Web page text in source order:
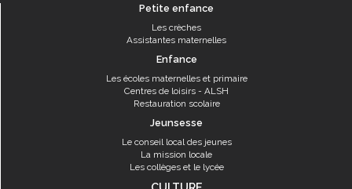
Petite enfance
Les crèches
Assistantes maternelles
Enfance
Les écoles maternelles et primaire
Centres de loisirs - ALSH
Restauration scolaire
Jeunsesse
Le conseil local des jeunes
La mission locale
Les collèges et le lycée